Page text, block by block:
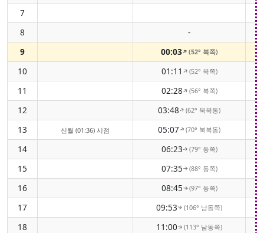
7
8
-
9
00:03↑(52° 북쪽)
10 01:11↑(52° 북쪽)
11 02:28↑(56° 북쪽)
12 03:48↑(62° 북북동)
13 신월 (01:36) 시점 05:07↑(70° 북북동)
14 06:23↑(79° 동쪽)
15 07:35↑ (88° 동쪽)
16 08:45↑(97° 동쪽)
17 09:53↑(106° 남동쪽)
18 11:00↑(113° 남동쪽)